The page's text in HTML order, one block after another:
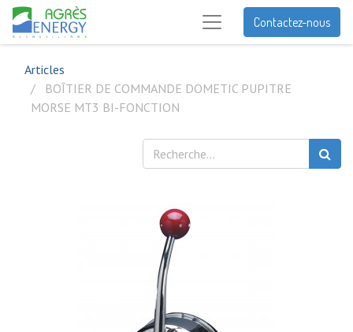
Contactez-nous
Articles
BOÎTIER DE COMMANDE DOMETIC PUPITRE
MORSE MT3 BI-FONCTION